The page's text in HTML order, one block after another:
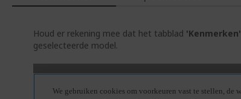
Houd er rekening mee dat het tabblad 'Kenmerken'
geselecteerde model.